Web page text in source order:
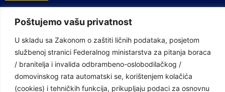
Poštujemo vašu privatnost
U skladu sa Zakonom o zaštiti ličnih podataka, posjetom
službenoj stranici Federalnog ministarstva za pitanja boraca
/ branitelja i invalida odbrambeno-oslobodilačkog /
domovinskog rata automatski se, korištenjem kolačića
(cookies) i tehničkih funkcija, prikupljaju podaci za osnovnu
Facebook Stranica
Youtube Kanal
Linkovi